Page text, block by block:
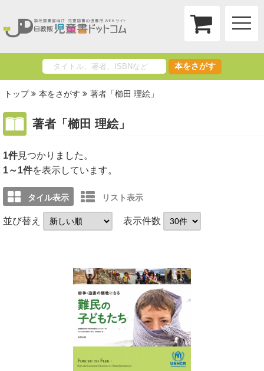
toggle
本をさがす
トップ 本をさがす 著者「櫛田 理絵」
著者「櫛田 理絵」
1件
1～1件を表示しています。
タイル表示 リスト表示
並び替え 表示件数